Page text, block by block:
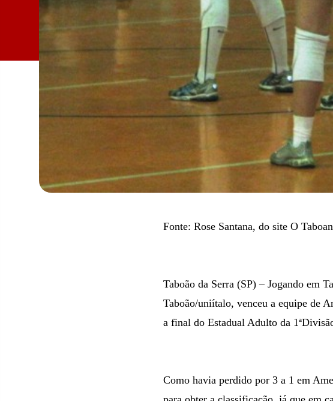
Fonte: Rose Santana, do site O
Taboão da Serra (SP) – Jogando em
Taboão/uniítalo, venceu a equipe de
a final do Estadual Adulto da
Como havia perdido por 3 a 1 em